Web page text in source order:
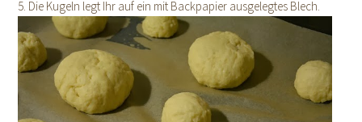
5. Die Kugeln legt Ihr auf ein mit Backpapier ausgelegtes Blech.